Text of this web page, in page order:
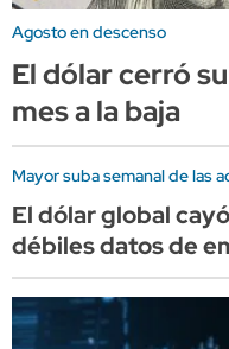
Agosto en descenso
El dólar cerró
mes a la baja
Mayor suba semanal de las
El dólar global
débiles datos de